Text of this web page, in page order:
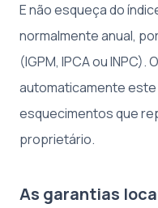
E não esqueça do
normalmente anual,
(IGPM, IPCA ou INPC).
automaticamente
esquecimentos que
proprietário.
As garantias